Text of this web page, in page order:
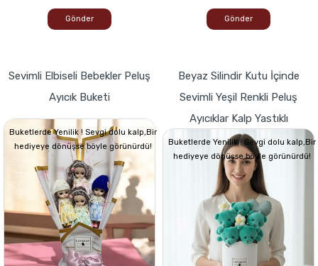
Gönder Gönder
Sevimli Elbiseli Bebekler Peluş
Ayıcık Buketi
Buketlerde Yenilik ! Sevgi dolu kalp,Bir
hediyeye dönüşse böyle görünürdü!
Beyaz Silindir Kutu İçinde
Sevimli Yeşil Renkli Peluş
Ayıcıklar Kalp Yastıklı
Buketlerde Yenilik ! Sevgi dolu kalp,Bir
hediyeye dönüşse böyle görünürdü!